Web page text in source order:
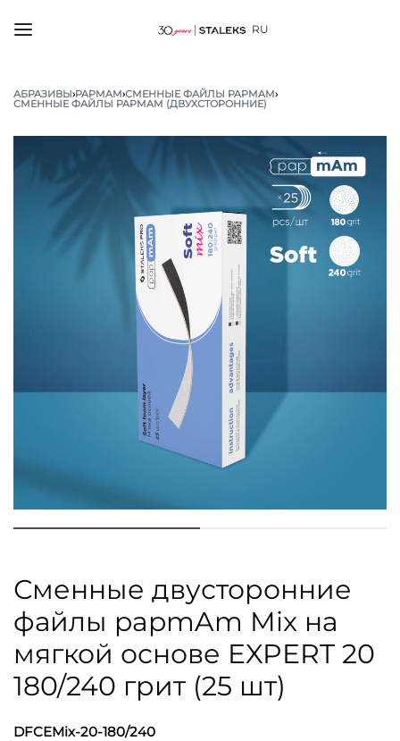
RU
АБРАЗИВЫ›PAPMAM›СМЕННЫЕ ФАЙЛЫ PAPMAM›
СМЕННЫЕ ФАЙЛЫ PAPMAM (ДВУХСТОРОННИЕ)
Сменные двусторонние
файлы papmAm Mix на
мягкой основе EXPERT 20
180/240 грит (25 шт)
DFCEMix-20-180/240